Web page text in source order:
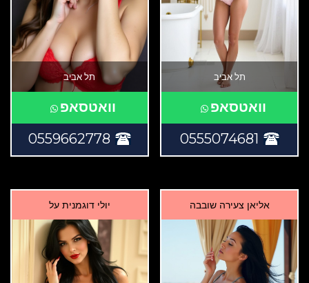
תל אביב
וואטסאפ
0555074681
תל אביב
וואטסאפ
0559662778
אליאן צעירה שובבה יולי דוגמנית על